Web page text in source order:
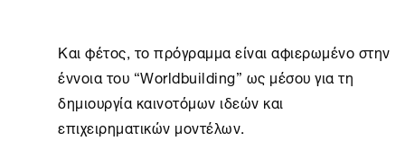
Και φέτος, το πρόγραμμα είναι αφιερωμένο στην
έννοια του “Worldbuilding” ως μέσου για τη
δημιουργία καινοτόμων ιδεών και
επιχειρηματικών μοντέλων.